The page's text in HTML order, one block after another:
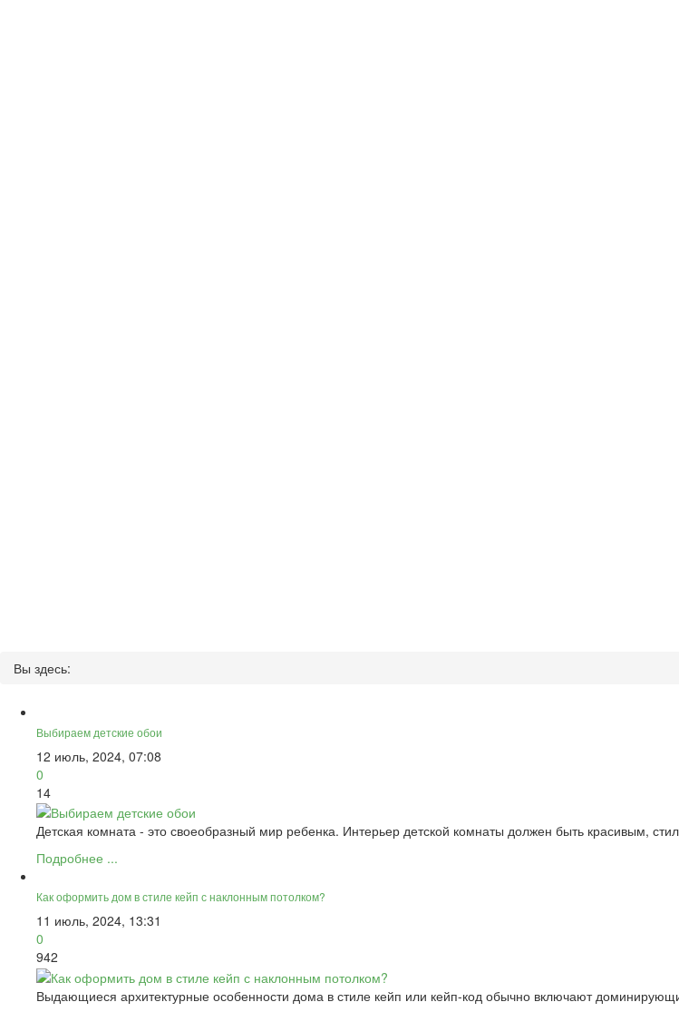
Вы здесь:
Выбираем детские обои
12 июль, 2024, 07:08
0
14
Детская комната - это своеобразный мир ребенка. Интерьер детской комнаты должен быть красивым,
Подробнее ...
Как оформить дом в стиле кейп с наклонным потолком?
11 июль, 2024, 13:31
0
942
Выдающиеся архитектурные особенности дома в стиле кейп или кейп-код обычно включают